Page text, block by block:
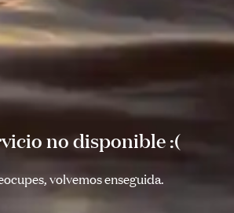
no disponible :(
volvemos enseguida.